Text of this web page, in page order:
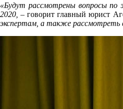
«Будут рассмотрены вопросы по
2020, – говорит главный юрист
экспертам, а также рассмотреть